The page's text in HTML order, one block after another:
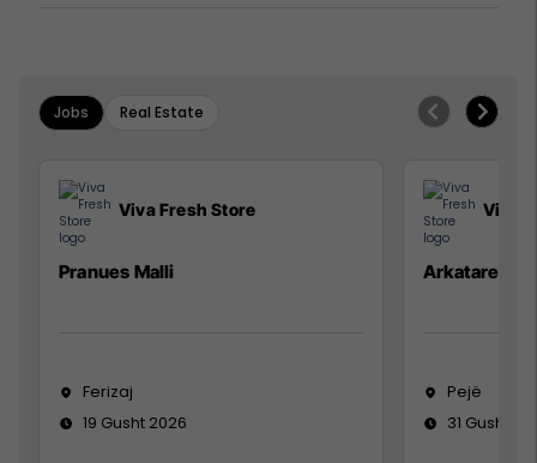
Jobs Real Estate
Viva Fresh Store
Pranues Malli
Ferizaj
19 Gusht 2026
Viva
Arkatare
Pejë
31 Gusht